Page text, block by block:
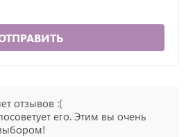
отзывов :(
его. Этим вы очень